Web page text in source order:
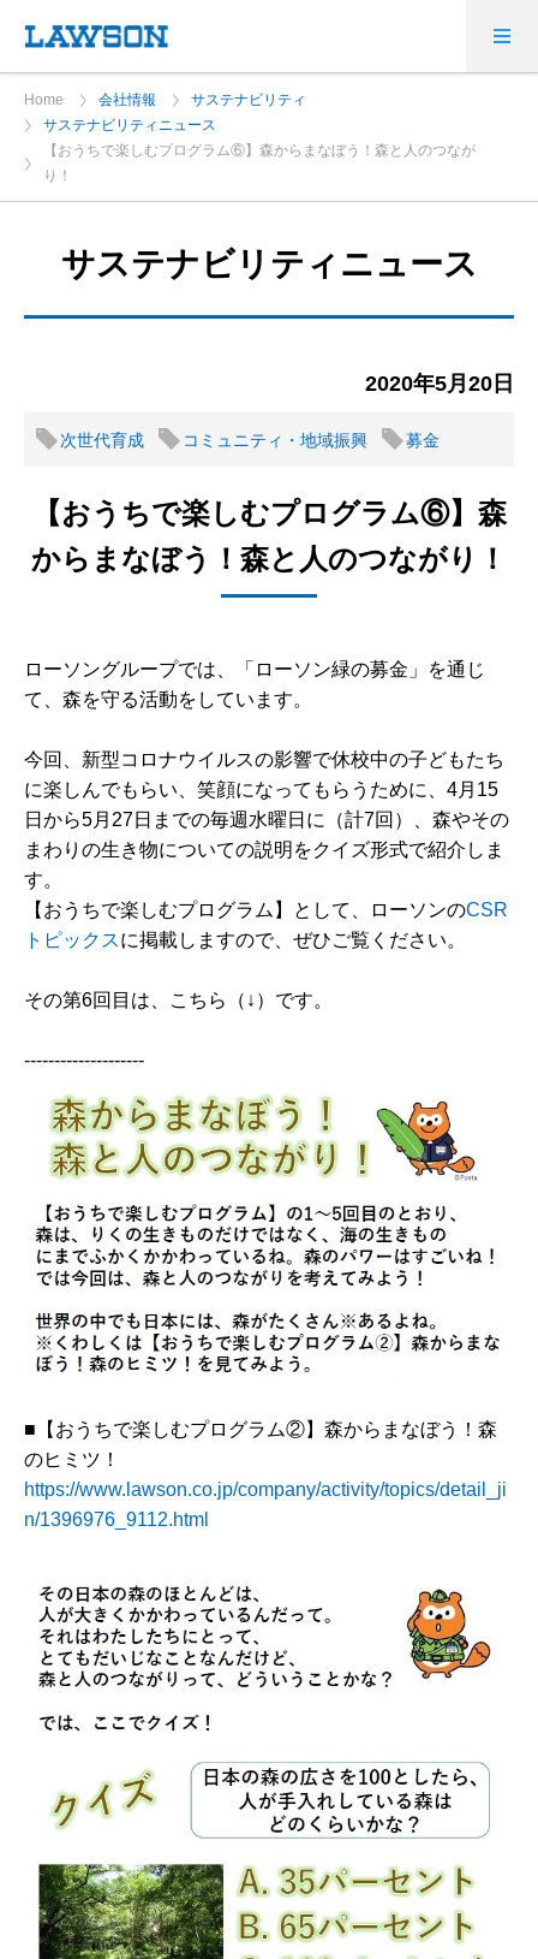
Home 会社情報
サステナビリティ
サステナビリティニュース
【おうちで楽しむプログラム⑥】森からまなぼう！森と人のつなが
り！
サステナビリティニュース
2020年5月20日
次世代育成 コミュニティ・地域振興 募金
【おうちで楽しむプログラム⑥】森
からまなぼう！森と人のつながり！
ローソングループでは、「ローソン緑の募金」を通じ
て、森を守る活動をしています。
今回、新型コロナウイルスの影響で休校中の子どもたち
に楽しんでもらい、笑顔になってもらうために、4月15
日から5月27日までの毎週水曜日に（計7回）、森やその
まわりの生き物についての説明をクイズ形式で紹介しま
す。
【おうちで楽しむプログラム】として、ローソンのCSR
トピックスに掲載しますので、ぜひご覧ください。
その第6回目は、こちら（↓）です。
--------------------
■【おうちで楽しむプログラム②】森からまなぼう！森
のヒミツ！
https://www.lawson.co.jp/company/activity/topics/detail_ji
n/1396976_9112.html